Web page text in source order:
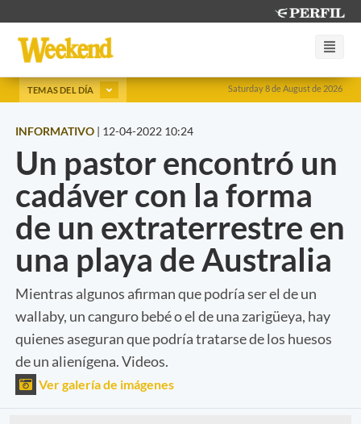
Saturday 8 de August de 2026
TEMAS DEL DÍA
INFORMATIVO | 12-04-2022 10:24
Un pastor encontró un
cadáver con la forma
de un extraterrestre en
una playa de Australia
Mientras algunos afirman que podría ser el de un
wallaby, un canguro bebé o el de una zarigüeya, hay
quienes aseguran que podría tratarse de los huesos
de un alienígena. Videos.
Ver galería de imágenes